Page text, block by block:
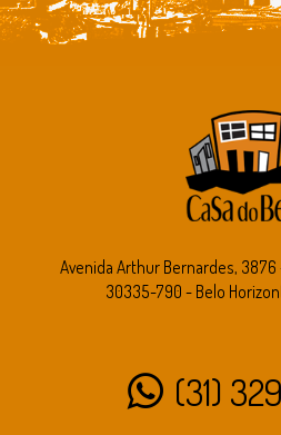
Avenida Arthur Bernardes,
30335-790 - Belo
(31)